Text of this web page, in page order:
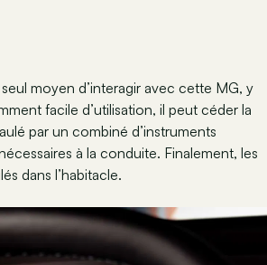
moyen d’interagir avec cette MG, y
facile d’utilisation, il peut céder la
par un combiné d’instruments
à la conduite. Finalement, les
dans l’habitacle.